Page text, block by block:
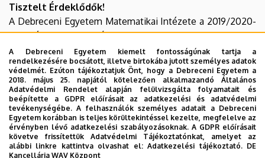
Tisztelt Érdeklődők!
A Debreceni Egyetem Matematikai Intézete a 2019/2020-
as tanévben a Regionális Matematika Szakkör helyett
ingyenes emelt szintű érettségi felkészítő
foglalkozásokat tart mindkét félévben.
A részletekről a honlapunkon, azÉrettségi felkészítésfül
alatt lehet olvasni.
Minden érdeklődőt szeretettel várunk!
A Debreceni Egyetem kiemelt fontosságúnak tartja a
rendelkezésére bocsátott, illetve birtokába jutott személyes adatok
védelmét. Ezúton tájékoztatjuk Önt, hogy a Debreceni Egyetem a
2018. május 25. napjától kötelezően alkalmazandó Általános
Adatvédelmi Rendelet alapján felülvizsgálta folyamatait és
beépítette a GDPR előírásait az adatkezelési és adatvédelmi
tevékenységébe. A felhasználók személyes adatait a Debreceni
Egyetem korábban is teljes körültekintéssel kezelte, megfelelve az
érvényben lévő adatkezelési szabályozásoknak. A GDPR előírásait
követve frissítettük Adatvédelmi Tájékoztatónkat, amelyet az
alábbi linkre kattintva olvashat el:Adatkezelési tájékoztató. DE
Kancellária WAV Központ